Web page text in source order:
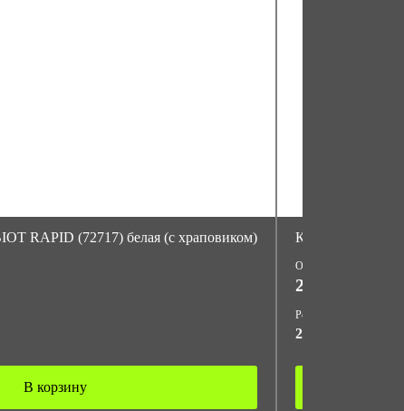
RAPID (72717) белая (с храповиком)
В корзину
Каска
Опт
244 ₽
Розница
268.50 ₽